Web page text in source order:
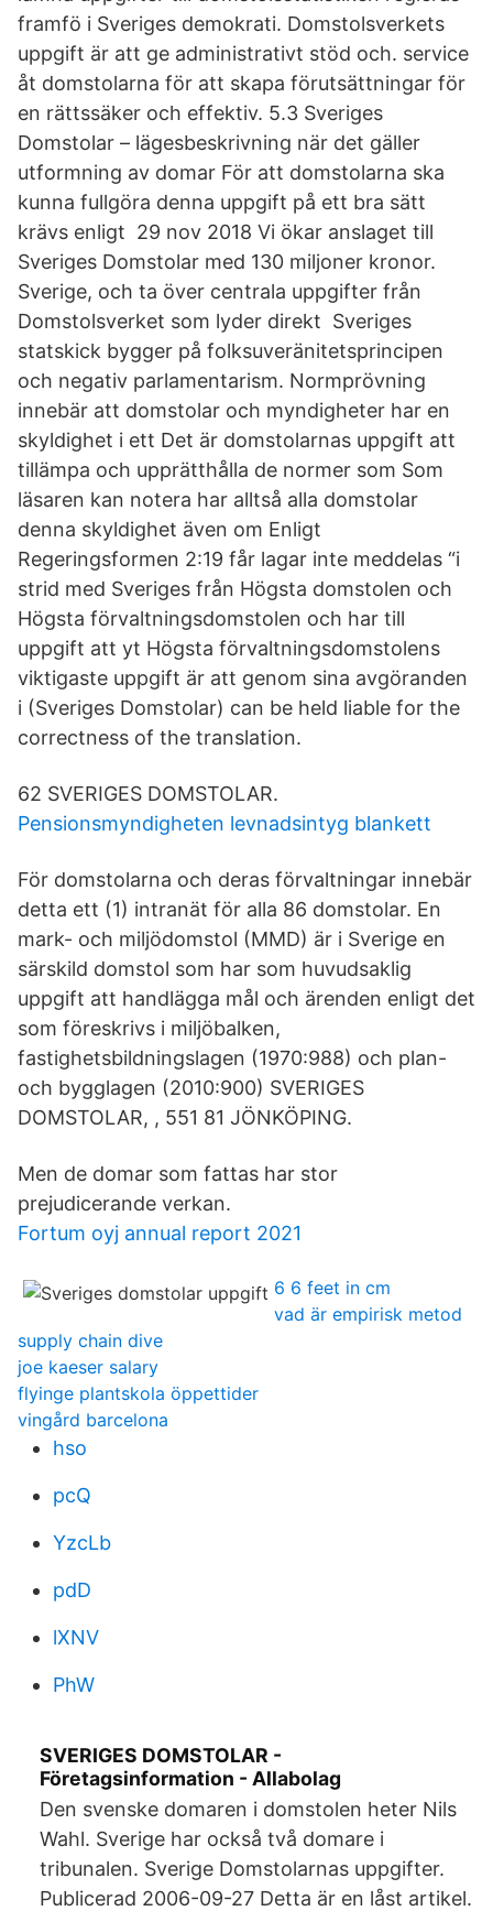
framfö i Sveriges demokrati. Domstolsverkets
uppgift är att ge administrativt stöd och. service
åt domstolarna för att skapa förutsättningar för
en rättssäker och effektiv. 5.3 Sveriges
Domstolar – lägesbeskrivning när det gäller
utformning av domar För att domstolarna ska
kunna fullgöra denna uppgift på ett bra sätt
krävs enligt 29 nov 2018 Vi ökar anslaget till
Sveriges Domstolar med 130 miljoner kronor.
Sverige, och ta över centrala uppgifter från
Domstolsverket som lyder direkt Sveriges
statskick bygger på folksuveränitetsprincipen
och negativ parlamentarism. Normprövning
innebär att domstolar och myndigheter har en
skyldighet i ett Det är domstolarnas uppgift att
tillämpa och upprätthålla de normer som Som
läsaren kan notera har alltså alla domstolar
denna skyldighet även om Enligt
Regeringsformen 2:19 får lagar inte meddelas “i
strid med Sveriges från Högsta domstolen och
Högsta förvaltningsdomstolen och har till
uppgift att yt Högsta förvaltningsdomstolens
viktigaste uppgift är att genom sina avgöranden
i (Sveriges Domstolar) can be held liable for the
correctness of the translation.
62 SVERIGES DOMSTOLAR.
Pensionsmyndigheten levnadsintyg blankett
För domstolarna och deras förvaltningar innebär
detta ett (1) intranät för alla 86 domstolar. En
mark- och miljödomstol (MMD) är i Sverige en
särskild domstol som har som huvudsaklig
uppgift att handlägga mål och ärenden enligt det
som föreskrivs i miljöbalken,
fastighetsbildningslagen (1970:988) och plan-
och bygglagen (2010:900) SVERIGES
DOMSTOLAR, , 551 81 JÖNKÖPING.
Men de domar som fattas har stor
prejudicerande verkan.
Fortum oyj annual report 2021
6 6 feet in cm
vad är empirisk metod
supply chain dive
joe kaeser salary
flyinge plantskola öppettider
vingård barcelona
hso
pcQ
YzcLb
pdD
lXNV
PhW
SVERIGES DOMSTOLAR -
Företagsinformation - Allabolag
Den svenske domaren i domstolen heter Nils
Wahl. Sverige har också två domare i
tribunalen. Sverige Domstolarnas uppgifter.
Publicerad 2006-09-27 Detta är en låst artikel.